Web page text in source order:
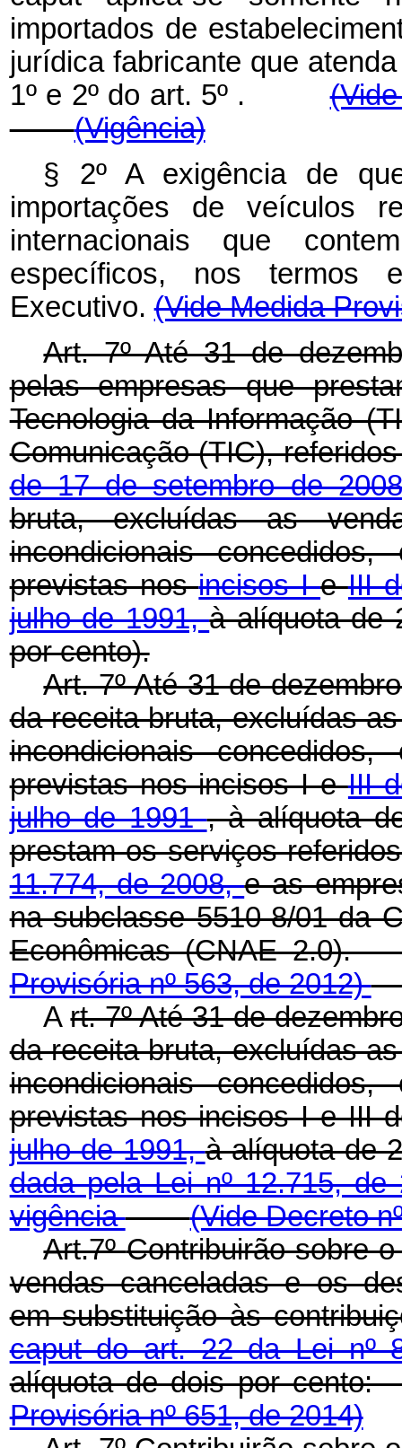
importados de
jurídica fabricante que
1º e 2º do art. 5º .
(Vigência)
§ 2º A exigência de
importações de veículos
internacionais que
específicos, nos termos
Executivo.(Vide Medida
Art. 7º Até 31 de
pelas empresas que
Tecnologia da Informação
Comunicação (TIC),
de 17 de setembro de
bruta, excluídas as
incondicionais
previstas nosincisos IeIII
julho de 1991,à alíquota de
por cento).
Art. 7º Até 31 de
da receita bruta, excluídas
incondicionais
previstas nos incisos I eIII
julho de 1991, à alíquota
prestam os serviços
11.774, de 2008,e as
na subclasse 5510-8/01 da
Econômicas (CNAE
Provisória nº 563, de 2012)
Art. 7º Até 31 de
da receita bruta, excluídas
incondicionais
previstas nos incisos I e III
julho de 1991,à alíquota
dada pela Lei nº 12.715,
vigência
(Vide Decreto
Art.7ºContribuirão sobre
vendas canceladas e os
em substituição às
caput do art. 22 da Lei nº
alíquota de dois por
Provisória nº 651, de 2014)